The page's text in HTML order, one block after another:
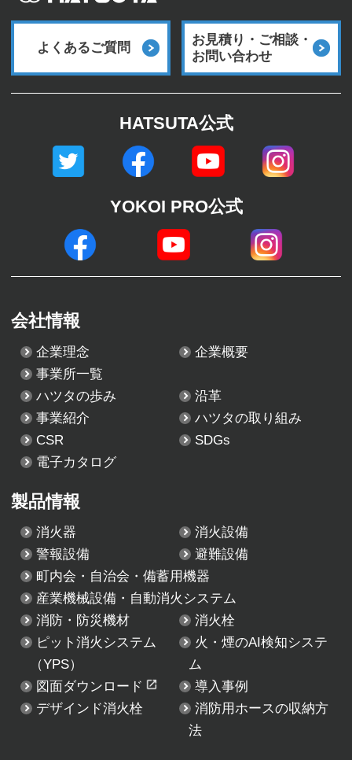
よくあるご質問
お見積り・ご相談・
お問い合わせ
HATSUTA公式
YOKOI PRO公式
会社情報
企業理念
企業概要
事業所一覧
ハツタの歩み
沿革
事業紹介
ハツタの取り組み
CSR
SDGs
電子カタログ
製品情報
消火器
消火設備
警報設備
避難設備
町内会・自治会・備蓄用機器
産業機械設備・自動消火システム
消防・防災機材
消火栓
ピット消火システム
（YPS）
火・煙のAI検知システ
ム
図面ダウンロード
導入事例
デザインド消火栓
消防用ホースの収納方
法